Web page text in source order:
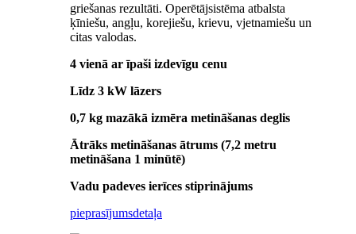
griešanas rezultāti. Operētājsistēma atbalsta
ķīniešu, angļu, korejiešu, krievu, vjetnamiešu un
citas valodas.
4 vienā ar īpaši izdevīgu cenu
Līdz 3 kW lāzers
0,7 kg mazākā izmēra metināšanas deglis
Ātrāks metināšanas ātrums (7,2 metru
metināšana 1 minūtē)
Vadu padeves ierīces stiprinājums
pieprasījumsdetaļa